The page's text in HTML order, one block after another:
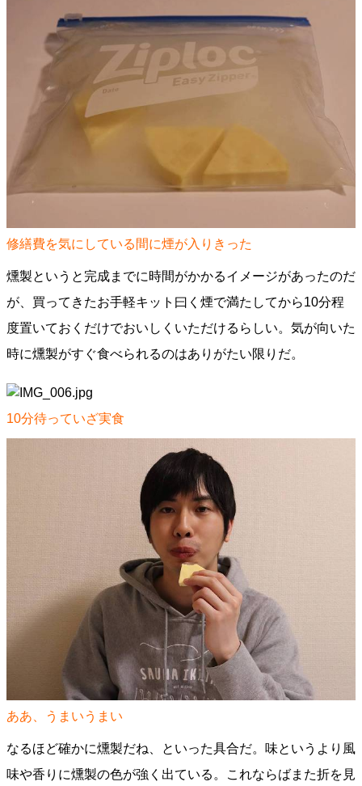
修繕費を気にしている間に煙が入りきった
燻製というと完成までに時間がかかるイメージがあったのだ
が、買ってきたお手軽キット曰く煙で満たしてから10分程
度置いておくだけでおいしくいただけるらしい。気が向いた
時に燻製がすぐ食べられるのはありがたい限りだ。
10分待っていざ実食
ああ、うまいうまい
なるほど確かに燻製だね、といった具合だ。味というより風
味や香りに燻製の色が強く出ている。これならばまた折を見